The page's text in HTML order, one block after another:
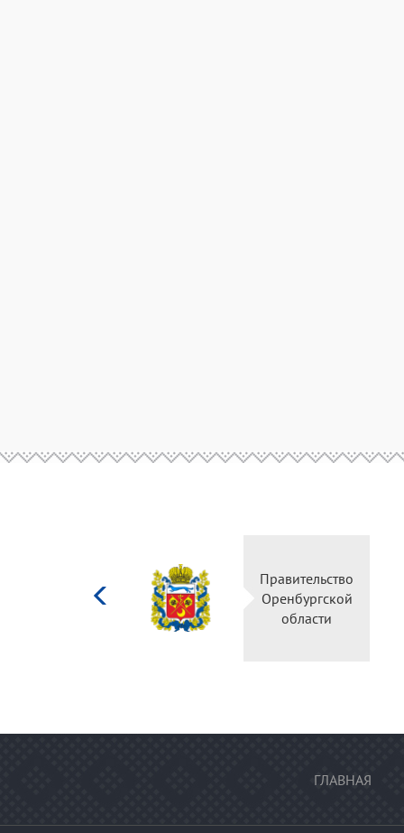
Правительство
Оренбургской
области
ГЛАВНАЯ